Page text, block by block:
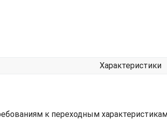
Характеристики
к переходным